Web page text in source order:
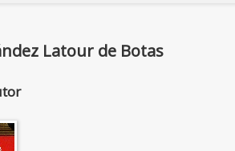
Latour de Botas